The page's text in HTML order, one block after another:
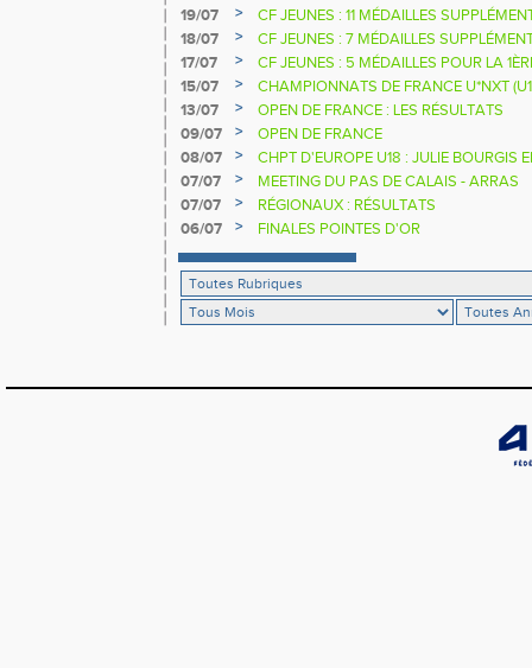
19/07
>
CF JEUNES : 11 MÉDAILLES
18/07
>
CF JEUNES : 7 MÉDAILLES
17/07
>
CF JEUNES : 5 MÉDAILLES POUR LA
15/07
>
CHAMPIONNATS DE FRANCE U*NXT
13/07
>
OPEN DE FRANCE : LES RÉSULTATS
09/07
>
OPEN DE FRANCE
08/07
>
CHPT D'EUROPE U18 : JULIE BOURGIS
07/07
>
MEETING DU PAS DE CALAIS - ARRAS
07/07
>
RÉGIONAUX : RÉSULTATS
06/07
> FINALES POINTES D'OR